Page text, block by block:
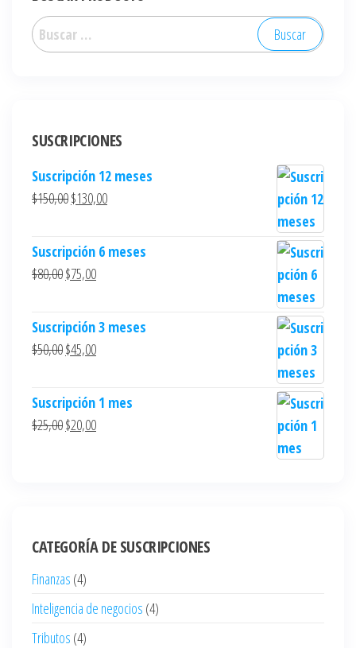
SUSCRIPCIONES
Suscripción 12 meses
$150,00$130,00
Suscripción 6 meses
$80,00$75,00
Suscripción 3 meses
$50,00$45,00
Suscripción 1 mes
$25,00$20,00
CATEGORÍA DE SUSCRIPCIONES
Finanzas (4)
Inteligencia de negocios (4)
Tributos (4)